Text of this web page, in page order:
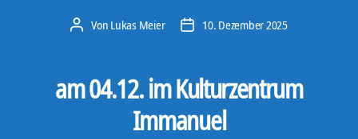
Beitragsautor
Von Lukas Meier Veröffentlichungsdatum
10. Dezember 2025
am 04.12. im Kulturzentrum
Immanuel